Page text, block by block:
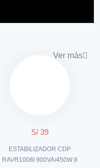
Ver más
S/ 39
ESTABILIZADOR CDP
RAVR1008I 900VA/450W 8